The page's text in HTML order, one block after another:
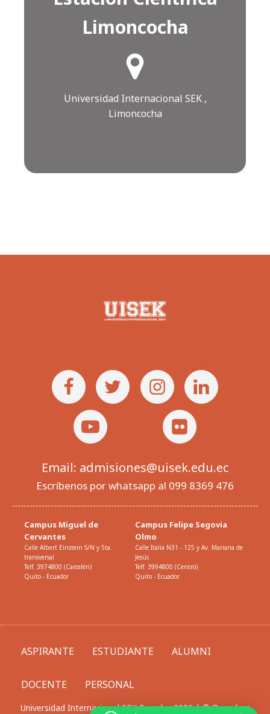
Limoncocha
Universidad Internacional SEK ,
Limoncocha
¿Cómo llegar?
Click AQUÍ
Email: admisiones@uisek.edu.ec
Escríbenos por whatsapp al 099 8369 476
Campus Miguel de
Cervantes
Calle Albert Einstein S/N y 5ta.
transversal
Telf. 3974800 (Carcelén)
Quito - Ecuador
Campus Felipe Segovia
Olmo
Calle Italia N31 - 125 y Av. Mariana de
Jesús
Telf. 3994800 (Centro)
Quito - Ecuador
ASPIRANTE ESTUDIANTE ALUMNI
DOCENTE PERSONAL
Universidad Internacional SEK Ecuador 2026 | © Derechos